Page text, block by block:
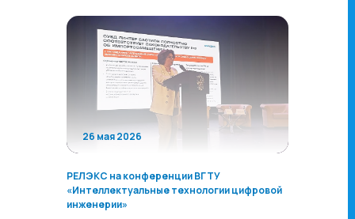
26 мая 2026
РЕЛЭКС на конференции ВГТУ
«Интеллектуальные технологии цифровой
инженерии»